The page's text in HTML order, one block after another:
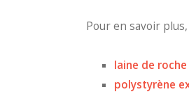
Pour en savoir
laine de roche
polystyrène